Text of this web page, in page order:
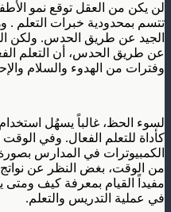
لن يكن من العقل توقع نمو
تتسم بمحدودية خبرات التعلم .
الجيد عن طريق الحدس. ولكن
عن طريق الحدس، أن التعلم
وفترات من الهدوء والسلام
لسوء الحظ، غالباً يسهُل
كأداة للتعلم الفعال. وفي
الكمبيوترات في المدارس
من الوقت، بغض النظر عن
مفيداً القيام بمعرفة كيف ومتى
في عملية التدريس والتعلم.